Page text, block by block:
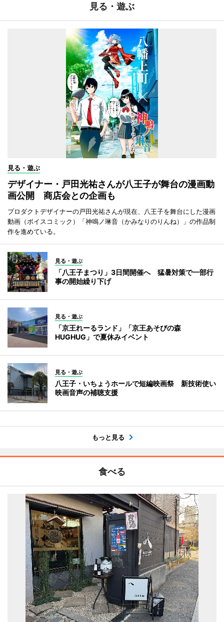
見る・遊ぶ
見る・遊ぶ
デザイナー・戸田光祐さんが八王子が舞台の漫画動
画公開 商店会との企画も
プロダクトデザイナーの戸田光祐さんが現在、八王子を舞台にした漫画
動画（ボイスコミック）「神鳴ノ琳音（かみなりのりんね）」の作品制
作を進めている。
見る・遊ぶ
「八王子まつり」3日間開催へ 猛暑対策で一部行
事の開始繰り下げ
見る・遊ぶ
「京王れーるランド」「京王あそびの森
HUGHUG」で夏休みイベント
見る・遊ぶ
八王子・いちょうホールで短編映画祭 新技術使い
映画音声の補聴支援
もっと見る
食べる